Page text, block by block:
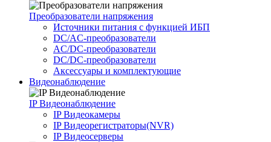
Преобразователи напряжения
Источники питания c функцией ИБП
DC/AC-преобразователи
AC/DC-преобразователи
DC/DC-преобразователи
Аксессуары и комплектующие
Видеонаблюдение
IP Видеонаблюдение
IP Видеокамеры
IP Видеорегистраторы(NVR)
IP Видеосерверы